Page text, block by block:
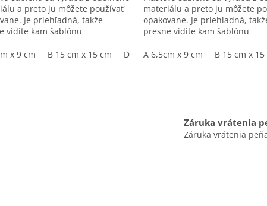
a preto ju môžete používať
Je priehľadná, takže
vidíte kam šablónu
x 9 cm
B 15 cm x 15 cm D 29 cm x 29 cm
materiálu a preto ju môžete
opakovane. Je priehľadná,
presne vidíte kam šablónu
A 6,5cm x 9 cm
B 15 cm x 15
d
a
e
Záruka vrátenia
Záruka vrátenia